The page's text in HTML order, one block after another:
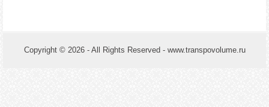
Copyright © 2026 - All Rights Reserved - www.transpovolume.ru